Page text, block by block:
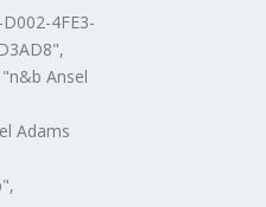
4FE3-
Ansel
Adams